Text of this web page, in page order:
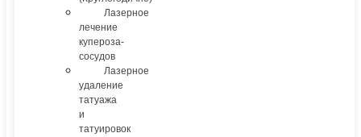
Лазерное
лечение
купероза-
сосудов
Лазерное
удаление
татуажа
и
татуировок